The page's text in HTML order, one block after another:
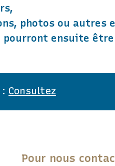
photos ou autres
pourront ensuite
Consultez
Pour nous